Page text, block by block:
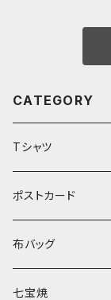
CATEGORY
Tシャツ
長袖
半袖
ポストカード
誕生日
夏
布バッグ
七宝焼